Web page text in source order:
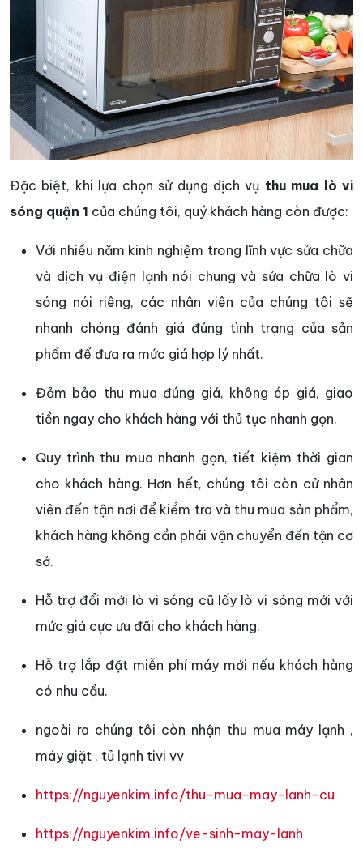
Đặc biệt, khi lựa chọn sử dụng dịch vụ thu mua lò vi
sóng quận 1 của chúng tôi, quý khách hàng còn được:
Với nhiều năm kinh nghiệm trong lĩnh vực sửa chữa
và dịch vụ điện lạnh nói chung và sửa chữa lò vi
sóng nói riêng, các nhân viên của chúng tôi sẽ
nhanh chóng đánh giá đúng tình trạng của sản
phẩm để đưa ra mức giá hợp lý nhất.
Đảm bảo thu mua đúng giá, không ép giá, giao
tiền ngay cho khách hàng với thủ tục nhanh gọn.
Quy trình thu mua nhanh gọn, tiết kiệm thời gian
cho khách hàng. Hơn hết, chúng tôi còn cử nhân
viên đến tận nơi để kiểm tra và thu mua sản phẩm,
khách hàng không cần phải vận chuyển đến tận cơ
sở.
Hỗ trợ đổi mới lò vi sóng cũ lấy lò vi sóng mới với
mức giá cực ưu đãi cho khách hàng.
Hỗ trợ lắp đặt miễn phí máy mới nếu khách hàng
có nhu cầu.
ngoài ra chúng tôi còn nhận thu mua máy lạnh ,
máy giặt , tủ lạnh tivi vv
https://nguyenkim.info/thu-mua-may-lanh-cu
https://nguyenkim.info/ve-sinh-may-lanh